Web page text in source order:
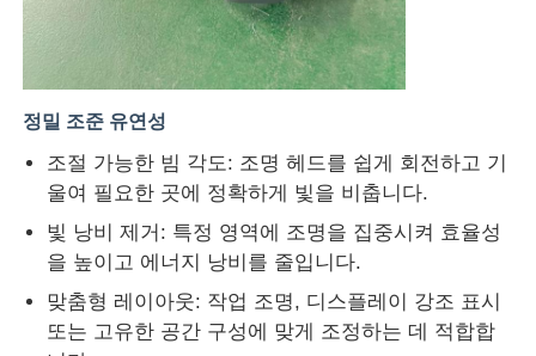
정밀 조준 유연성
조절 가능한 빔 각도: 조명 헤드를 쉽게 회전하고 기
울여 필요한 곳에 정확하게 빛을 비춥니다.
빛 낭비 제거: 특정 영역에 조명을 집중시켜 효율성
을 높이고 에너지 낭비를 줄입니다.
맞춤형 레이아웃: 작업 조명, 디스플레이 강조 표시
또는 고유한 공간 구성에 맞게 조정하는 데 적합합